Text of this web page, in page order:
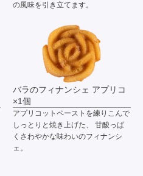
の風味を引き立てます。
バラのフィナンシェ アプリコ
×1個
アプリコットペーストを練りこんで
しっとりと焼き上げた、 甘酸っぱ
くさわやかな味わいのフィナンシ
ェ。